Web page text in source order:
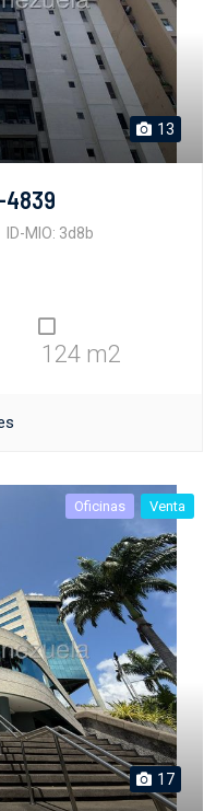
13
4839
ID-MIO: 3d8b
124 m2
Oficinas Venta
17